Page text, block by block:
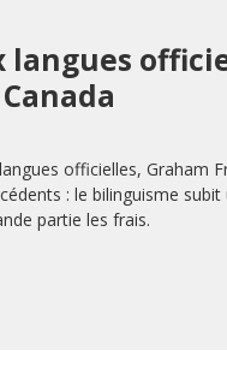
langues
officielles, Graham
: le bilinguisme
partie les frais.